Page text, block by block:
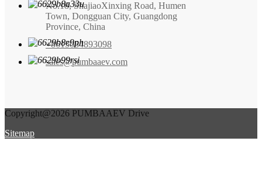
No.18, ShajiaoXinxing Road, Humen
Town, Dongguan City, Guangdong
Province, China
+8615084893098
sales@pumbaaev.com
Copyright@2026 PUMBAAEV Drive
Sitemap